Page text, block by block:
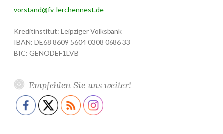
vorstand@fv-lerchennest.de
Kreditinstitut: Leipziger Volksbank
IBAN: DE68 8609 5604 0308 0686 33
BIC: GENODEF1LVB
Empfehlen Sie uns weiter!